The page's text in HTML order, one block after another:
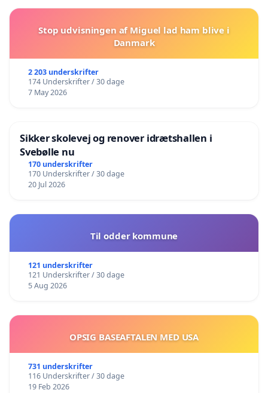
Stop udvisningen af Miguel lad ham blive i
Danmark
2 203 underskrifter
174 Underskrifter / 30 dage
7 May 2026
Sikker skolevej og renover idrætshallen i
Svebølle nu
170 underskrifter
170 Underskrifter / 30 dage
20 Jul 2026
Til odder kommune
121 underskrifter
121 Underskrifter / 30 dage
5 Aug 2026
OPSIG BASEAFTALEN MED USA
731 underskrifter
116 Underskrifter / 30 dage
19 Feb 2026